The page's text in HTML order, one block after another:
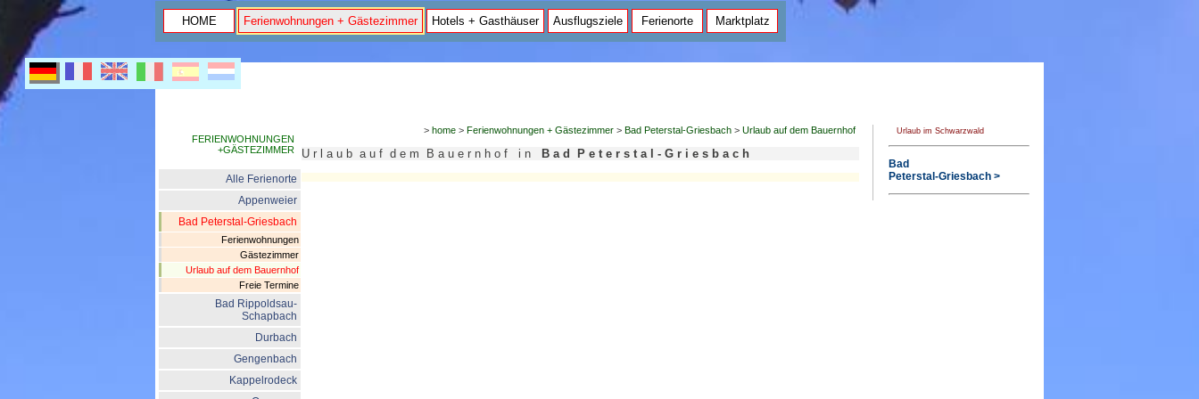
HOME Ferienwohnungen + Gästezimmer Hotels + Gasthäuser Ausflugsziele Ferienorte Marktplatz
FERIENWOHNUNGEN
+GÄSTEZIMMER
Alle Ferienorte
Appenweier
Bad Peterstal-Griesbach
Ferienwohnungen
Gästezimmer
Urlaub auf dem Bauernhof
Freie Termine
Bad Rippoldsau-
Schapbach
Durbach
Gengenbach
Kappelrodeck
> home> Ferienwohnungen + Gästezimmer> Bad Peterstal-Griesbach> Urlaub auf dem Bauernhof
U r l a u b a u f d e m B a u e r n h o f i n B a d P e t e r s t a l - G r i e s b a c h
Urlaub im Schwarzwald
Bad
Peterstal-Griesbach >